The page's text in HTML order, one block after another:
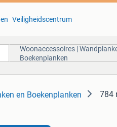
Veiligheidscentrum
Woonaccessoires |
Boekenplanken
en Boekenplanken 784